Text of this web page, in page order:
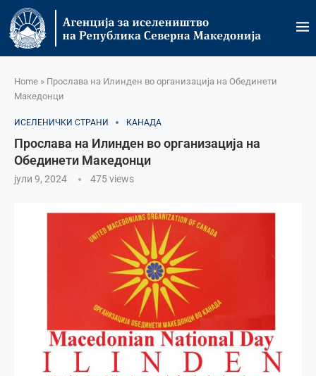
Home » Прослава на Илинден во организација на Обединети
Македонци
ИСЕЛЕНИЧКИ СТРАНИ КАНАДА
Прослава на Илинден во организација на
Обединети Македонци
јули 9, 2024 475views